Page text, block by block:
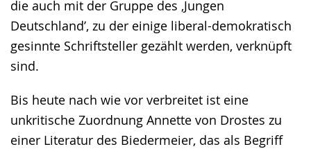
die auch mit der Gruppe des ‚Jungen
Deutschland’, zu der einige liberal-demokratisch
gesinnte Schriftsteller gezählt werden, verknüpft
sind.
Bis heute nach wie vor verbreitet ist eine
unkritische Zuordnung Annette von Drostes zu
einer Literatur des Biedermeier, das als Begriff